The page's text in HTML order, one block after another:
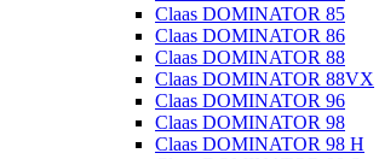
Claas DOMINATOR 85
Claas DOMINATOR 86
Claas DOMINATOR 88
Claas DOMINATOR 88VX
Claas DOMINATOR 96
Claas DOMINATOR 98
Claas DOMINATOR 98 H